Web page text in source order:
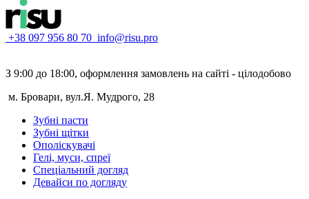
+38 097 956 80 70 info@risu.pro
З 9:00 до 18:00, оформлення замовлень на сайті - цілодобово
м. Бровари, вул.Я. Мудрого, 28
Зубні пасти
Зубні щітки
Ополіскувачі
Гелі, муси, спреї
Спеціальний догляд
Девайси по догляду